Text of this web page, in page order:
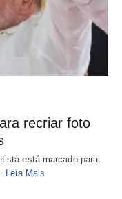
recriar foto
está marcado para
Leia Mais